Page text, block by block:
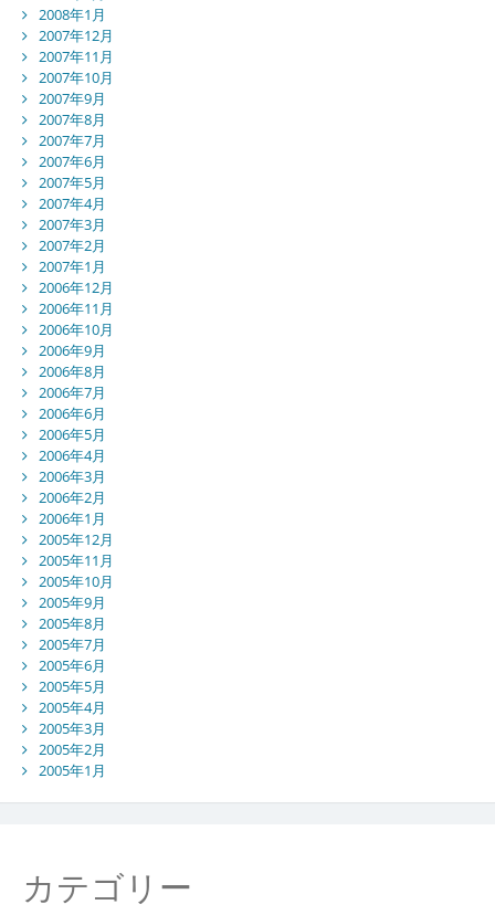
2008年1月
2007年12月
2007年11月
2007年10月
2007年9月
2007年8月
2007年7月
2007年6月
2007年5月
2007年4月
2007年3月
2007年2月
2007年1月
2006年12月
2006年11月
2006年10月
2006年9月
2006年8月
2006年7月
2006年6月
2006年5月
2006年4月
2006年3月
2006年2月
2006年1月
2005年12月
2005年11月
2005年10月
2005年9月
2005年8月
2005年7月
2005年6月
2005年5月
2005年4月
2005年3月
2005年2月
2005年1月
カテゴリー